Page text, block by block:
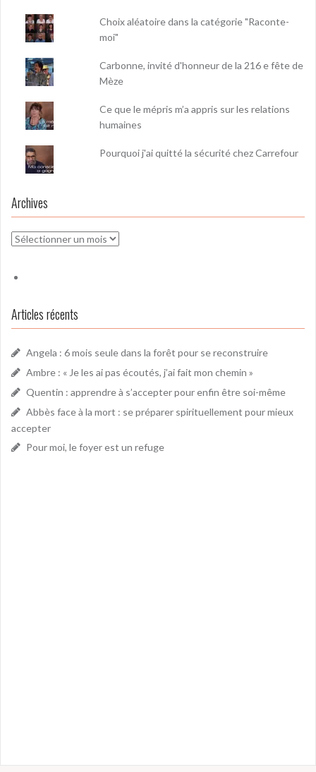
Choix aléatoire dans la catégorie "Raconte-
moi"
Carbonne, invité d'honneur de la 216 e fête de
Mèze
Ce que le mépris m’a appris sur les relations
humaines
Pourquoi j'ai quitté la sécurité chez Carrefour
Archives
Archives
Articles récents
Angela : 6 mois seule dans la forêt pour se reconstruire
Ambre : « Je les ai pas écoutés, j’ai fait mon chemin »
Quentin : apprendre à s’accepter pour enfin être soi-même
Abbès face à la mort : se préparer spirituellement pour mieux
accepter
Pour moi, le foyer est un refuge